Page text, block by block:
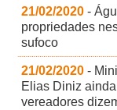
21/02/2020 -
propriedades
sufoco
21/02/2020 -
Elias Diniz
vereadores